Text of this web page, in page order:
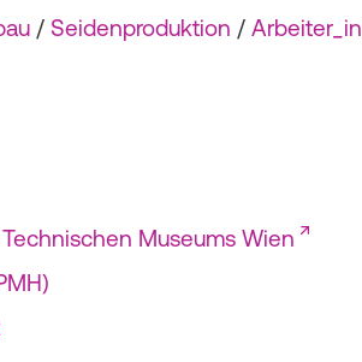
/ Seidenproduktion / Arbeiter_in
Museums Wien